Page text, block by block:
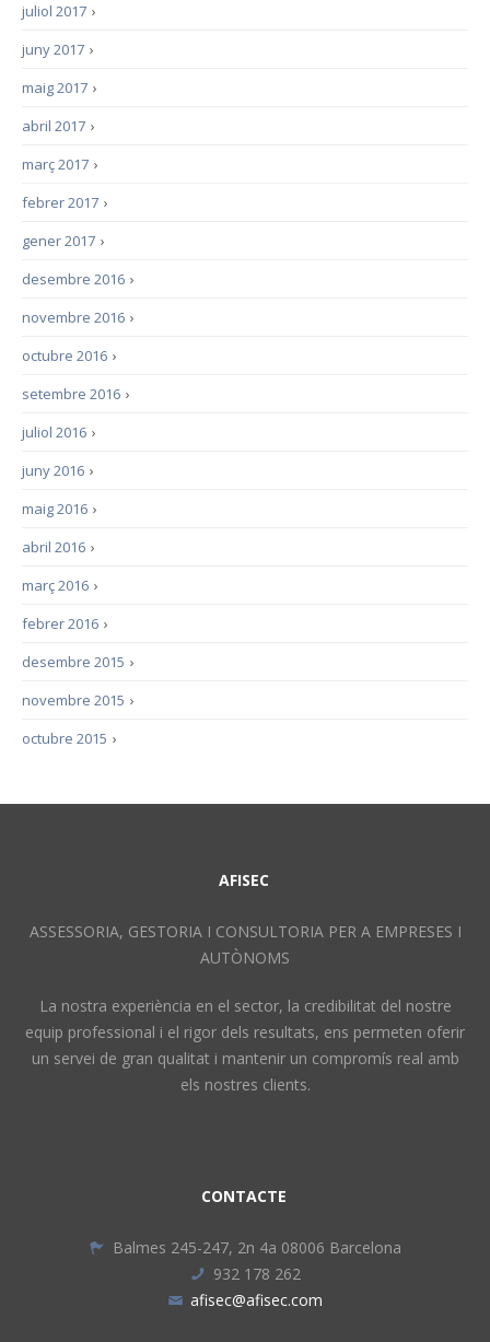
›
juliol 2017
›
juny 2017
›
maig 2017
›
abril 2017
›
març 2017
›
febrer 2017
›
gener 2017
›
desembre 2016
›
novembre 2016
›
octubre 2016
›
setembre 2016
›
juliol 2016
›
juny 2016
›
maig 2016
›
abril 2016
›
març 2016
›
febrer 2016
›
desembre 2015
›
novembre 2015
›
octubre 2015
AFISEC
ASSESSORIA, GESTORIA I CONSULTORIA PER A EMPRESES I
AUTÒNOMS
La nostra experiència en el sector, la credibilitat del nostre
equip professional i el rigor dels resultats, ens permeten oferir
un servei de gran qualitat i mantenir un compromís real amb
els nostres clients.
CONTACTE
Balmes 245-247, 2n 4a 08006 Barcelona
932 178 262
afisec@afisec.com